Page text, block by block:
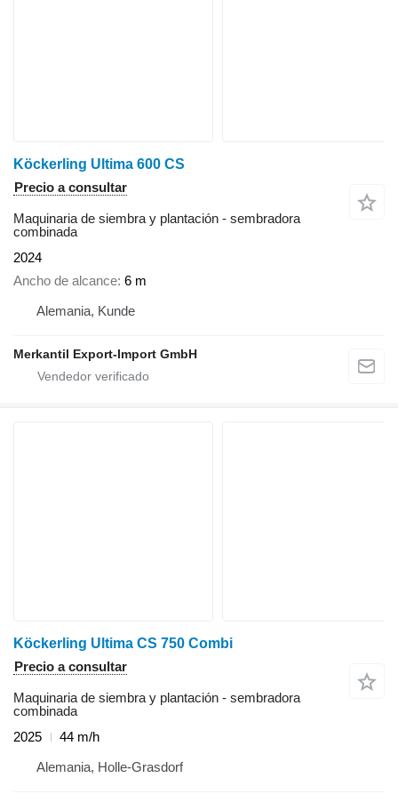
Köckerling Ultima 600 CS
Precio a consultar
Maquinaria de siembra y plantación - sembradora
combinada
2024
Ancho de alcance 6 m
Alemania, Kunde
Merkantil Export-Import GmbH
Köckerling Ultima CS 750 Combi
Precio a consultar
Maquinaria de siembra y plantación - sembradora
combinada
2025
44 m/h
Alemania, Holle-Grasdorf